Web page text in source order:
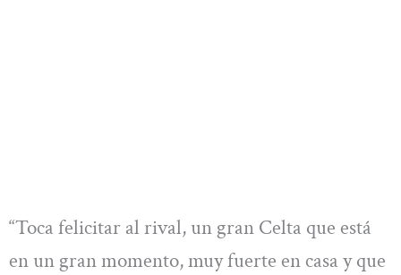
“Toca felicitar al rival, un gran Celta que está
en un gran momento, muy fuerte en casa y que